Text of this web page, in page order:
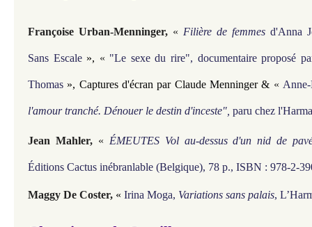
Françoise Urban-Menninger, « Filière de femmes d'Anna
Sans Escale », « "Le sexe du rire", documentaire proposé
Thomas », Captures d'écran par Claude Menninger & «
l'amour tranché. Dénouer le destin d'inceste", paru chez
Jean Mahler,« ÉMEUTES Vol au-dessus d'un nid de
Éditions Cactus inébranlable (Belgique), 78 p., ISBN : 978-2-
Maggy De Coster, « Irina Moga, Variations sans palais,